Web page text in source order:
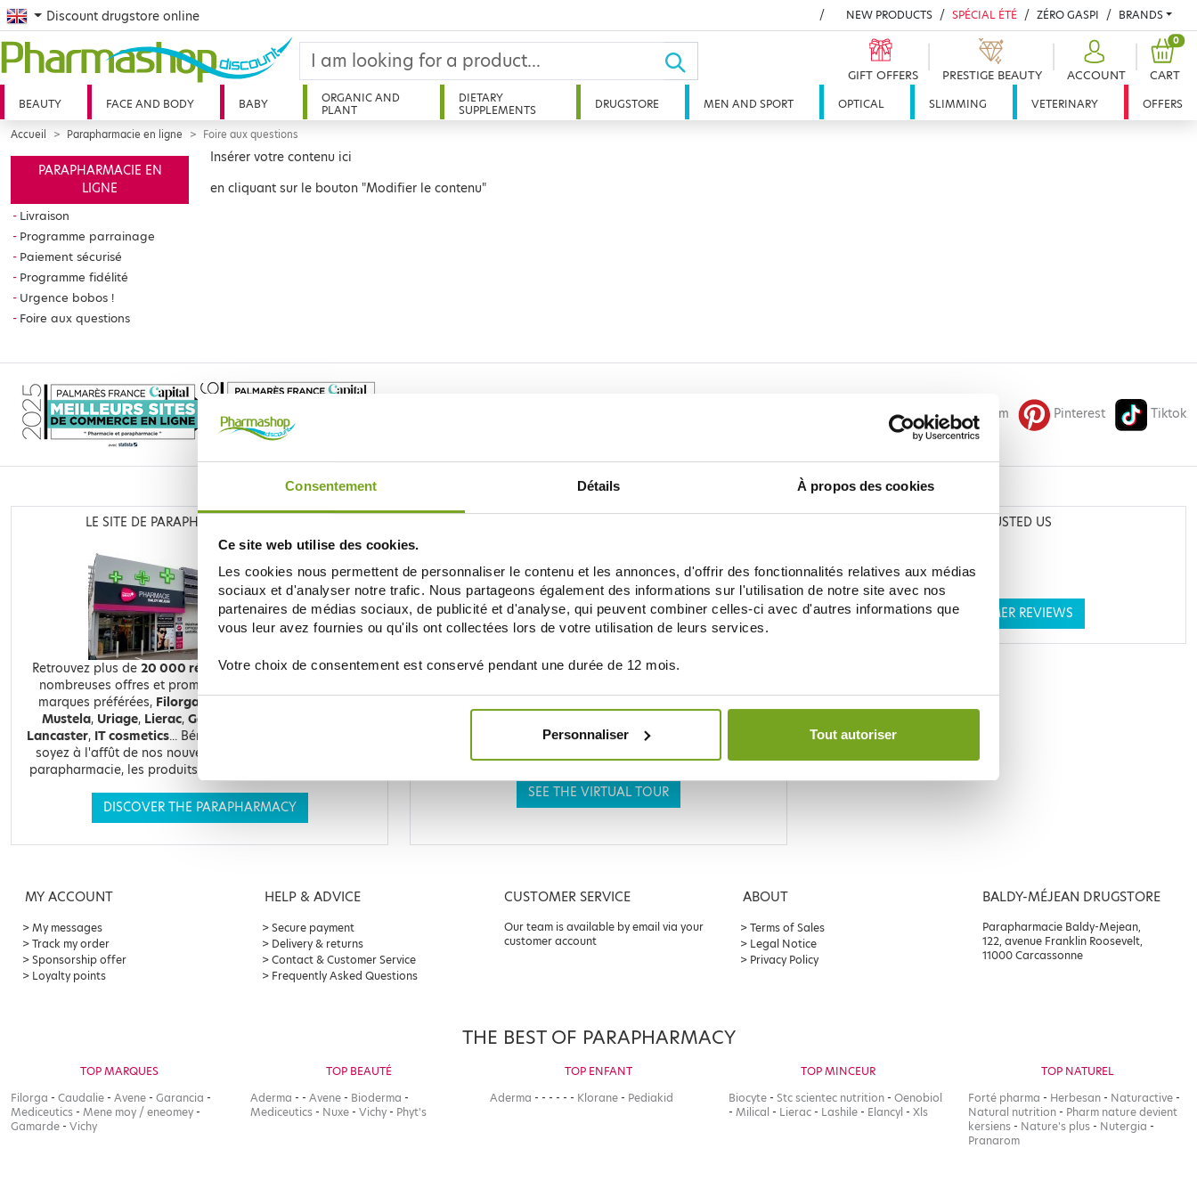
Consentement Détails À propos des cookies
Ce site web utilise des cookies.
Les cookies nous permettent de personnaliser le contenu et les annonces, d'offrir des fonctionnalités relatives aux médias
sociaux et d'analyser notre trafic. Nous partageons également des informations sur l'utilisation de notre site avec nos
partenaires de médias sociaux, de publicité et d'analyse, qui peuvent combiner celles-ci avec d'autres informations que
vous leur avez fournies ou qu'ils ont collectées lors de votre utilisation de leurs services.
Votre choix de consentement est conservé pendant une durée de 12 mois.
Personnaliser Tout autoriser
English
Discount drugstore online NEW PRODUCTS SPÉCIAL ÉTÉ ZÉRO GASPI BRANDS
GIFT OFFERS PRESTIGE BEAUTY ACCOUNT CART
0
BEAUTY FACE AND BODY BABY
ORGANIC AND
PLANT
DIETARY
SUPPLEMENTS
DRUGSTORE MEN AND SPORT OPTICAL SLIMMING VETERINARY OFFERS
Accueil Parapharmacie en ligne Foire aux questions
PARAPHARMACIE EN
LIGNE
Livraison
Programme parrainage
Paiement sécurisé
Programme fidélité
Urgence bobos !
Foire aux questions
Insérer votre contenu ici
en cliquant sur le bouton "Modifier le contenu"
Facebook Instagram Pinterest Tiktok
BALDY MÉJEAN ONLINE DRUGSTORE
LE SITE DE PARAPHARMACIE EN LIGNE
Retrouvez plus de 20 000 références à prix discount, de
nombreuses offres et promotions ainsi que toutes vos
marques préférées, Filorga
Mustela, Uriage, Lierac, Garancia
Lancaster, IT cosmetics... Bénéficiez de nos promotions et
soyez à l'affût de nos nouveautés sur les produits de la
parapharmacie, les produits de beauté, les produits bio...
DISCOVER THE PARAPHARMACY
SEE THE VIRTUAL TOUR
THEY TRUSTED US
SEE CUSTOMER REVIEWS
MY ACCOUNT
My messages
Track my order
Sponsorship offer
Loyalty points
HELP & ADVICE
Secure payment
Delivery & returns
Contact & Customer Service
Frequently Asked Questions
CUSTOMER SERVICE
Our team is available by email via your
customer account
ABOUT
Terms of Sales
Legal Notice
Privacy Policy
BALDY-MÉJEAN DRUGSTORE
Parapharmacie Baldy-Mejean,
122, avenue Franklin Roosevelt,
11000 Carcassonne
THE BEST OF PARAPHARMACY
TOP MARQUES
Filorga - Caudalie - Avene - Garancia -
Mediceutics - Mene moy / eneomey -
Gamarde - Vichy
TOP BEAUTÉ
Aderma - - Avene- Bioderma -
Mediceutics- Nuxe- Vichy- Phyt's
TOP ENFANT
Aderma - - - - - - Klorane- Pediakid
TOP MINCEUR
Biocyte -Stc scientec nutrition -Oenobiol
-Milical - Lierac - Lashile - Elancyl -Xls
TOP NATUREL
Forté pharma - Herbesan - Naturactive -
Natural nutrition - Pharm nature devient
kersiens - Nature's plus - Nutergia -
Pranarom